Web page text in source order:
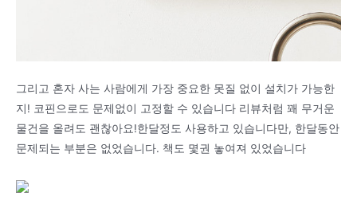
그리고 혼자 사는 사람에게 가장 중요한 못질 없이 설치가 가능한
지! 코핀으로도 문제없이 고정할 수 있습니다 리뷰처럼 꽤 무거운
물건을 올려도 괜찮아요!한달정도 사용하고 있습니다만, 한달동안
문제되는 부분은 없었습니다. 책도 몇권 놓여져 있었습니다